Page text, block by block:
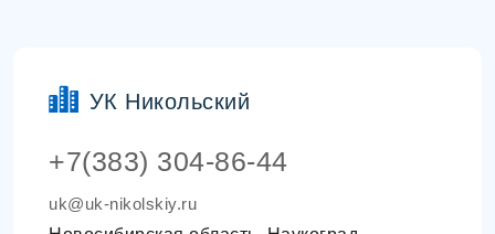
УК Никольский
+7(383) 304-86-44
uk@uk-nikolskiy.ru